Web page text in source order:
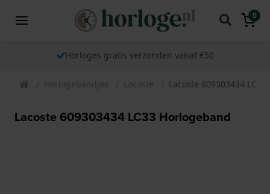
0
Horloges gratis verzonden vanaf €50
Horlogebandjes Lacoste Lacoste 609303434
Lacoste 609303434 LC33 Horlogeband